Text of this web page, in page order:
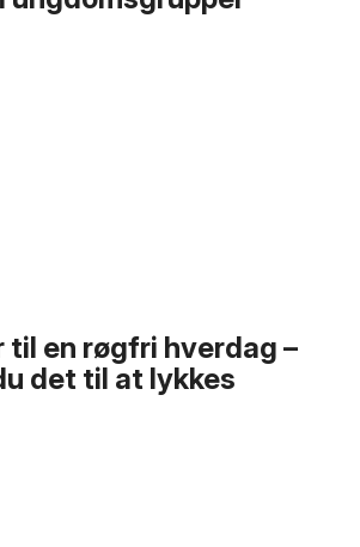
til en røgfri hverdag –
det til at lykkes